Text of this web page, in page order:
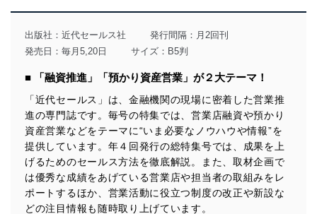
用目的を明確にし、本人の同意を得たうえで利用目的の
達成に必要な範囲内で適法かつ公正な手段によって取
得・利用・提供を行います。また、当社が保有している
個人情報は、同意を得ずに目的外利用、第三者への提
供・開示は行いません。当社においてはこれらの取り組
みを確実にするため、従業者等の教育を徹底してまいり
ます。また、目的外利用を行わないために、適切な管理
措置を講じます。
法令遵守
当社は、個人情報に関連する法令、国が定める指針及び
その他の規範を遵守します。また、当社の管理の仕組み
に、これらの法令及びその他の規範を常に適合させま
す。
出版社： 近代セールス社
発行間隔：月2回刊
発売日：毎月5,20日
サイズ：B5判
■ 「融資推進」「預かり資産営業」が２大テーマ！
「近代セールス」は、金融機関の現場に密着した営業推
進の専門誌です。毎号の特集では、営業店融資や預かり
資産営業などをテーマに“いま必要なノウハウや情報”を
提供しています。年４回発行の総特集号では、成果を上
げるためのセールス方法を徹底解説。また、取材企画で
は優秀な成績をあげている営業店や担当者の取組みをレ
ポートするほか、営業活動に役立つ制度の改正や新設な
どの注目情報も随時取り上げています。